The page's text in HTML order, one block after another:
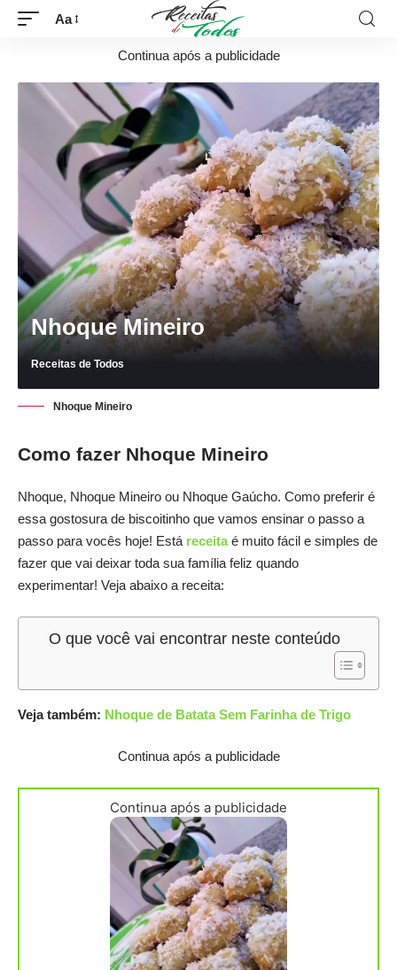
Aa
Continua após a publicidade
Nhoque Mineiro
Receitas de Todos
Nhoque Mineiro
Como fazer Nhoque Mineiro
Nhoque, Nhoque Mineiro ou Nhoque Gaúcho. Como preferir é
essa gostosura de biscoitinho que vamos ensinar o passo a
passo para vocês hoje! Está receitaé muito fácil e simples de
fazer que vai deixar toda sua família feliz quando
experimentar! Veja abaixo a receita:
O que você vai encontrar neste conteúdo
Veja também: Nhoque de Batata Sem Farinha de Trigo
Continua após a publicidade
Continua após a publicidade